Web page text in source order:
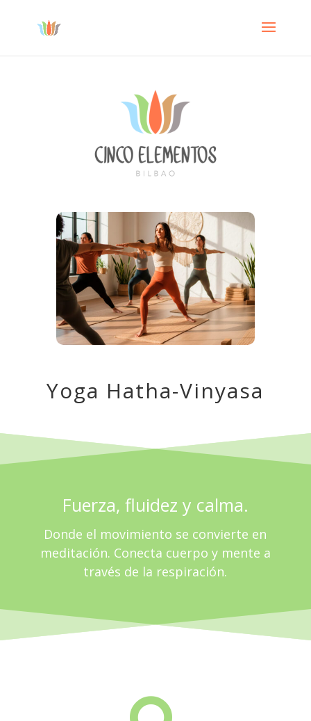
Yoga Hatha-Vinyasa
Fuerza, fluidez y calma.
Donde el movimiento se convierte en
meditación. Conecta cuerpo y mente a
través de la respiración.